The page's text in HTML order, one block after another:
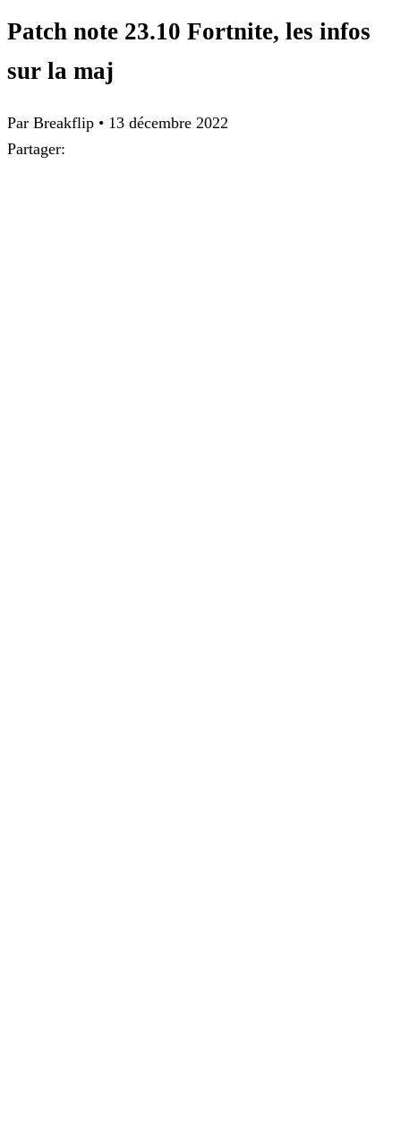
Patch note 23.10 Fortnite, les infos
sur la maj
Par Breakflip • 13 décembre 2022
Partager: